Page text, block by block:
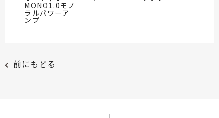
MONO1.0モノ
ラルパワーア
ンプ
前にもどる